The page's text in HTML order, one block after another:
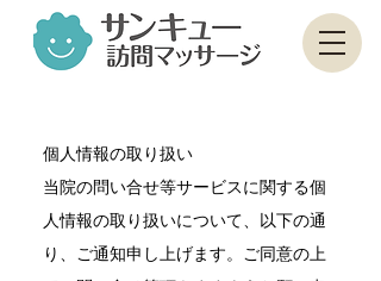
個人情報の取り扱い
当院の問い合せ等サービスに関する個
人情報の取り扱いについて、以下の通
り、ご通知申し上げます。ご同意の上